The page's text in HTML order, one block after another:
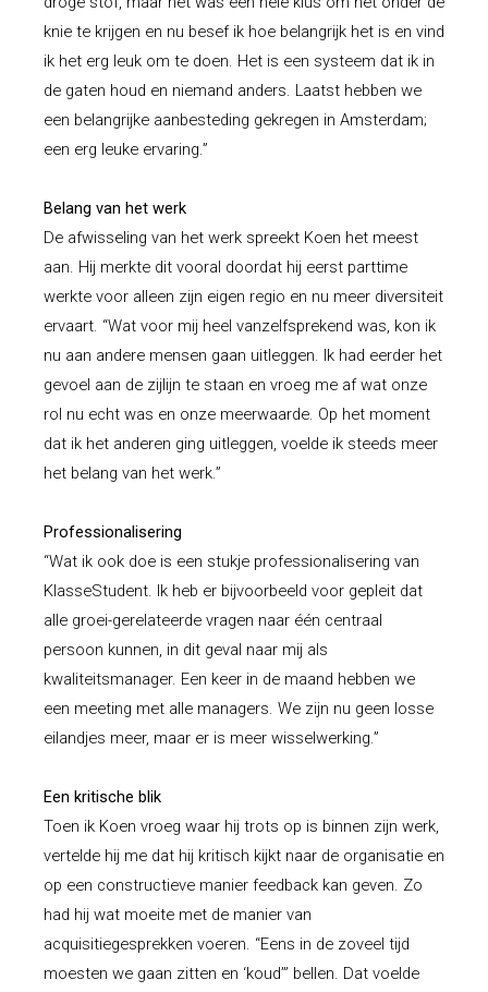
knie te krijgen en nu besef ik hoe belangrijk het is en vind
ik het erg leuk om te doen. Het is een systeem dat ik in
de gaten houd en niemand anders. Laatst hebben we
een belangrijke aanbesteding gekregen in Amsterdam;
een erg leuke ervaring.”
Belang van het werk
De afwisseling van het werk spreekt Koen het meest
aan. Hij merkte dit vooral doordat hij eerst parttime
werkte voor alleen zijn eigen regio en nu meer diversiteit
ervaart. “Wat voor mij heel vanzelfsprekend was, kon ik
nu aan andere mensen gaan uitleggen. Ik had eerder het
gevoel aan de zijlijn te staan en vroeg me af wat onze
rol nu echt was en onze meerwaarde. Op het moment
dat ik het anderen ging uitleggen, voelde ik steeds meer
het belang van het werk.”
Professionalisering
“Wat ik ook doe is een stukje professionalisering van
KlasseStudent. Ik heb er bijvoorbeeld voor gepleit dat
alle groei-gerelateerde vragen naar één centraal
persoon kunnen, in dit geval naar mij als
kwaliteitsmanager. Een keer in de maand hebben we
een meeting met alle managers. We zijn nu geen losse
eilandjes meer, maar er is meer wisselwerking.”
Een kritische blik
Toen ik Koen vroeg waar hij trots op is binnen zijn werk,
vertelde hij me dat hij kritisch kijkt naar de organisatie en
op een constructieve manier feedback kan geven. Zo
had hij wat moeite met de manier van
acquisitiegesprekken voeren. “Eens in de zoveel tijd
moesten we gaan zitten en ‘koud’” bellen. Dat voelde